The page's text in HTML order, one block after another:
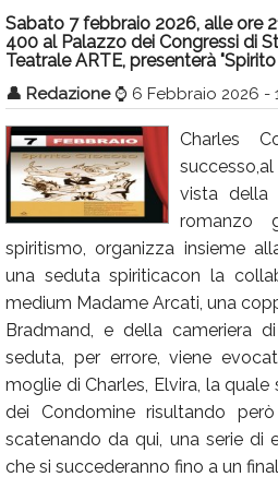
Sport
Eventi
Info Utili
Rubriche
Calendario
Annunci
Sabato 7 febbraio 2026, alle ore
400 al Palazzo dei Congressi di
Teatrale ARTE, presenterà
👤 Redazione ⌚ 6 Febbraio 2026 -
Charles
vista della
romanzo
spiritismo, organizza insieme
una seduta spiriticacon la
medium Madame Arcati, una
Bradmand, e della cameriera
seduta, per errore, viene
moglie di Charles, Elvira, la
dei Condomine risultando
scatenando da qui, una serie di
che si succederanno fino a un